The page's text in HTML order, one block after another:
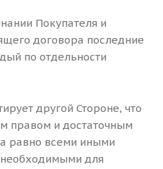
Покупателя и
договора последние
по отдельности
другой Стороне, что
правом и достаточным
равно всеми иными
для